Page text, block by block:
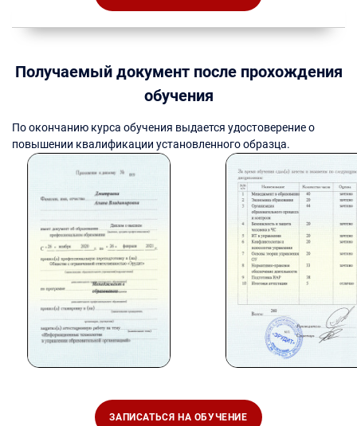
Получаемый документ после прохождения
обучения
По окончанию курса обучения выдается удостоверение о
повышении квалификации установленного образца.
ЗАПИСАТЬСЯ НА ОБУЧЕНИЕ